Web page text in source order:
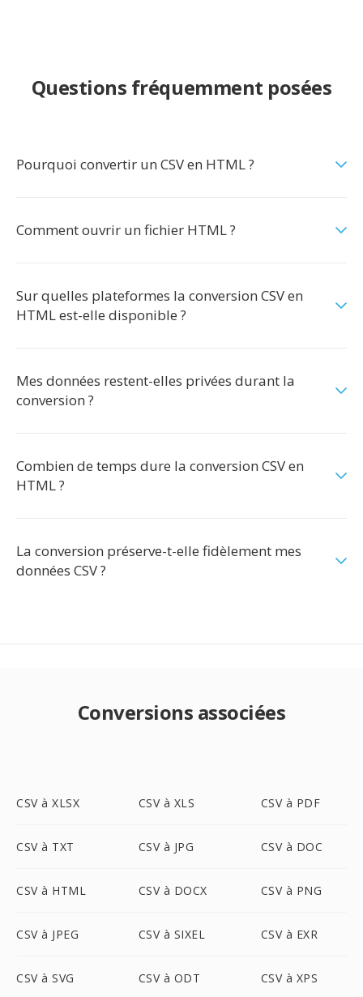
Questions fréquemment posées
Pourquoi convertir un CSV en HTML ?
Comment ouvrir un fichier HTML ?
Sur quelles plateformes la conversion CSV en
HTML est-elle disponible ?
Mes données restent-elles privées durant la
conversion ?
Combien de temps dure la conversion CSV en
HTML ?
La conversion préserve-t-elle fidèlement mes
données CSV ?
Conversions associées
CSV à XLSX CSV à XLS CSV à PDF
CSV à TXT CSV à JPG CSV à DOC
CSV à HTML CSV à DOCX CSV à PNG
CSV à JPEG CSV à SIXEL CSV à EXR
CSV à SVG CSV à ODT CSV à XPS